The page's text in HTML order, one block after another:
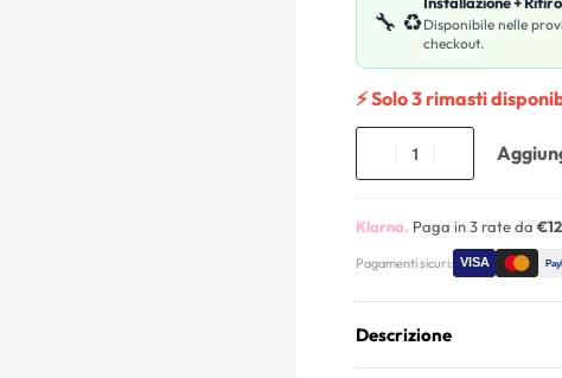
🔧 ♻️Disponibile nelle
checkout.
⚡ Solo 3 rimasti
Klarna. Paga in 3 rate da
Pagamenti sicuri:
Descrizione